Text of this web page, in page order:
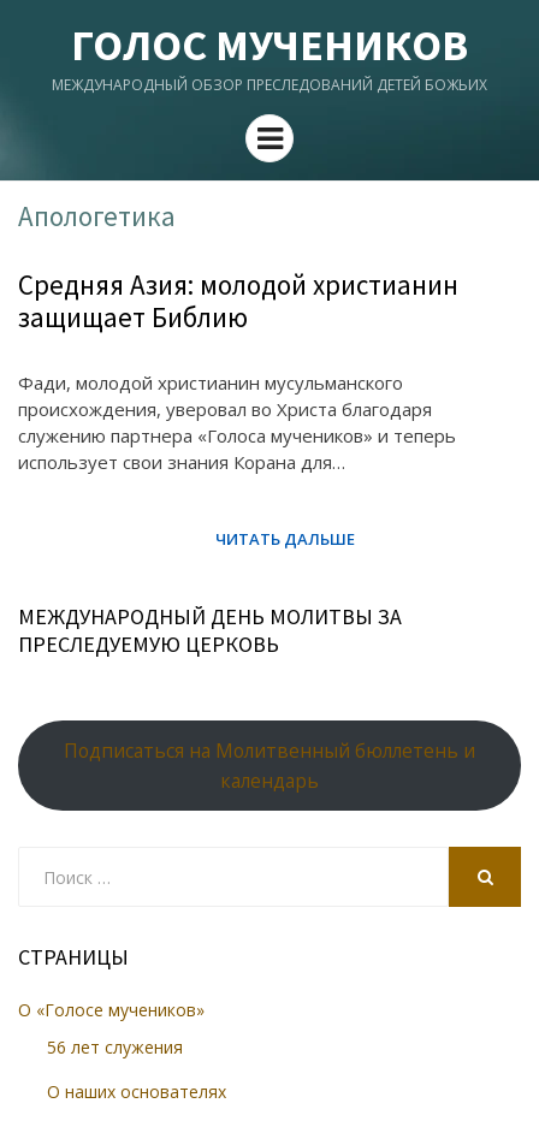
ГОЛОС МУЧЕНИКОВ
МЕЖДУНАРОДНЫЙ ОБЗОР ПРЕСЛЕДОВАНИЙ ДЕТЕЙ БОЖЬИХ
Menu
Апологетика
Средняя Азия: молодой христианин
защищает Библию
Фади, молодой христианин мусульманского
происхождения, уверовал во Христа благодаря
служению партнера «Голоса мучеников» и теперь
использует свои знания Корана для…
МЕЖДУНАРОДНЫЙ ДЕНЬ МОЛИТВЫ ЗА
ПРЕСЛЕДУЕМУЮ ЦЕРКОВЬ
Подписаться на Молитвенный бюллетень и
календарь
СТРАНИЦЫ
О «Голосе мучеников»
56 лет служения
О наших основателях